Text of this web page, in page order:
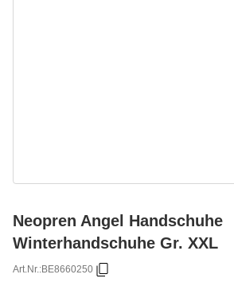
Neopren Angel Handschuhe
Winterhandschuhe Gr. XXL
Art.Nr.:BE8660250